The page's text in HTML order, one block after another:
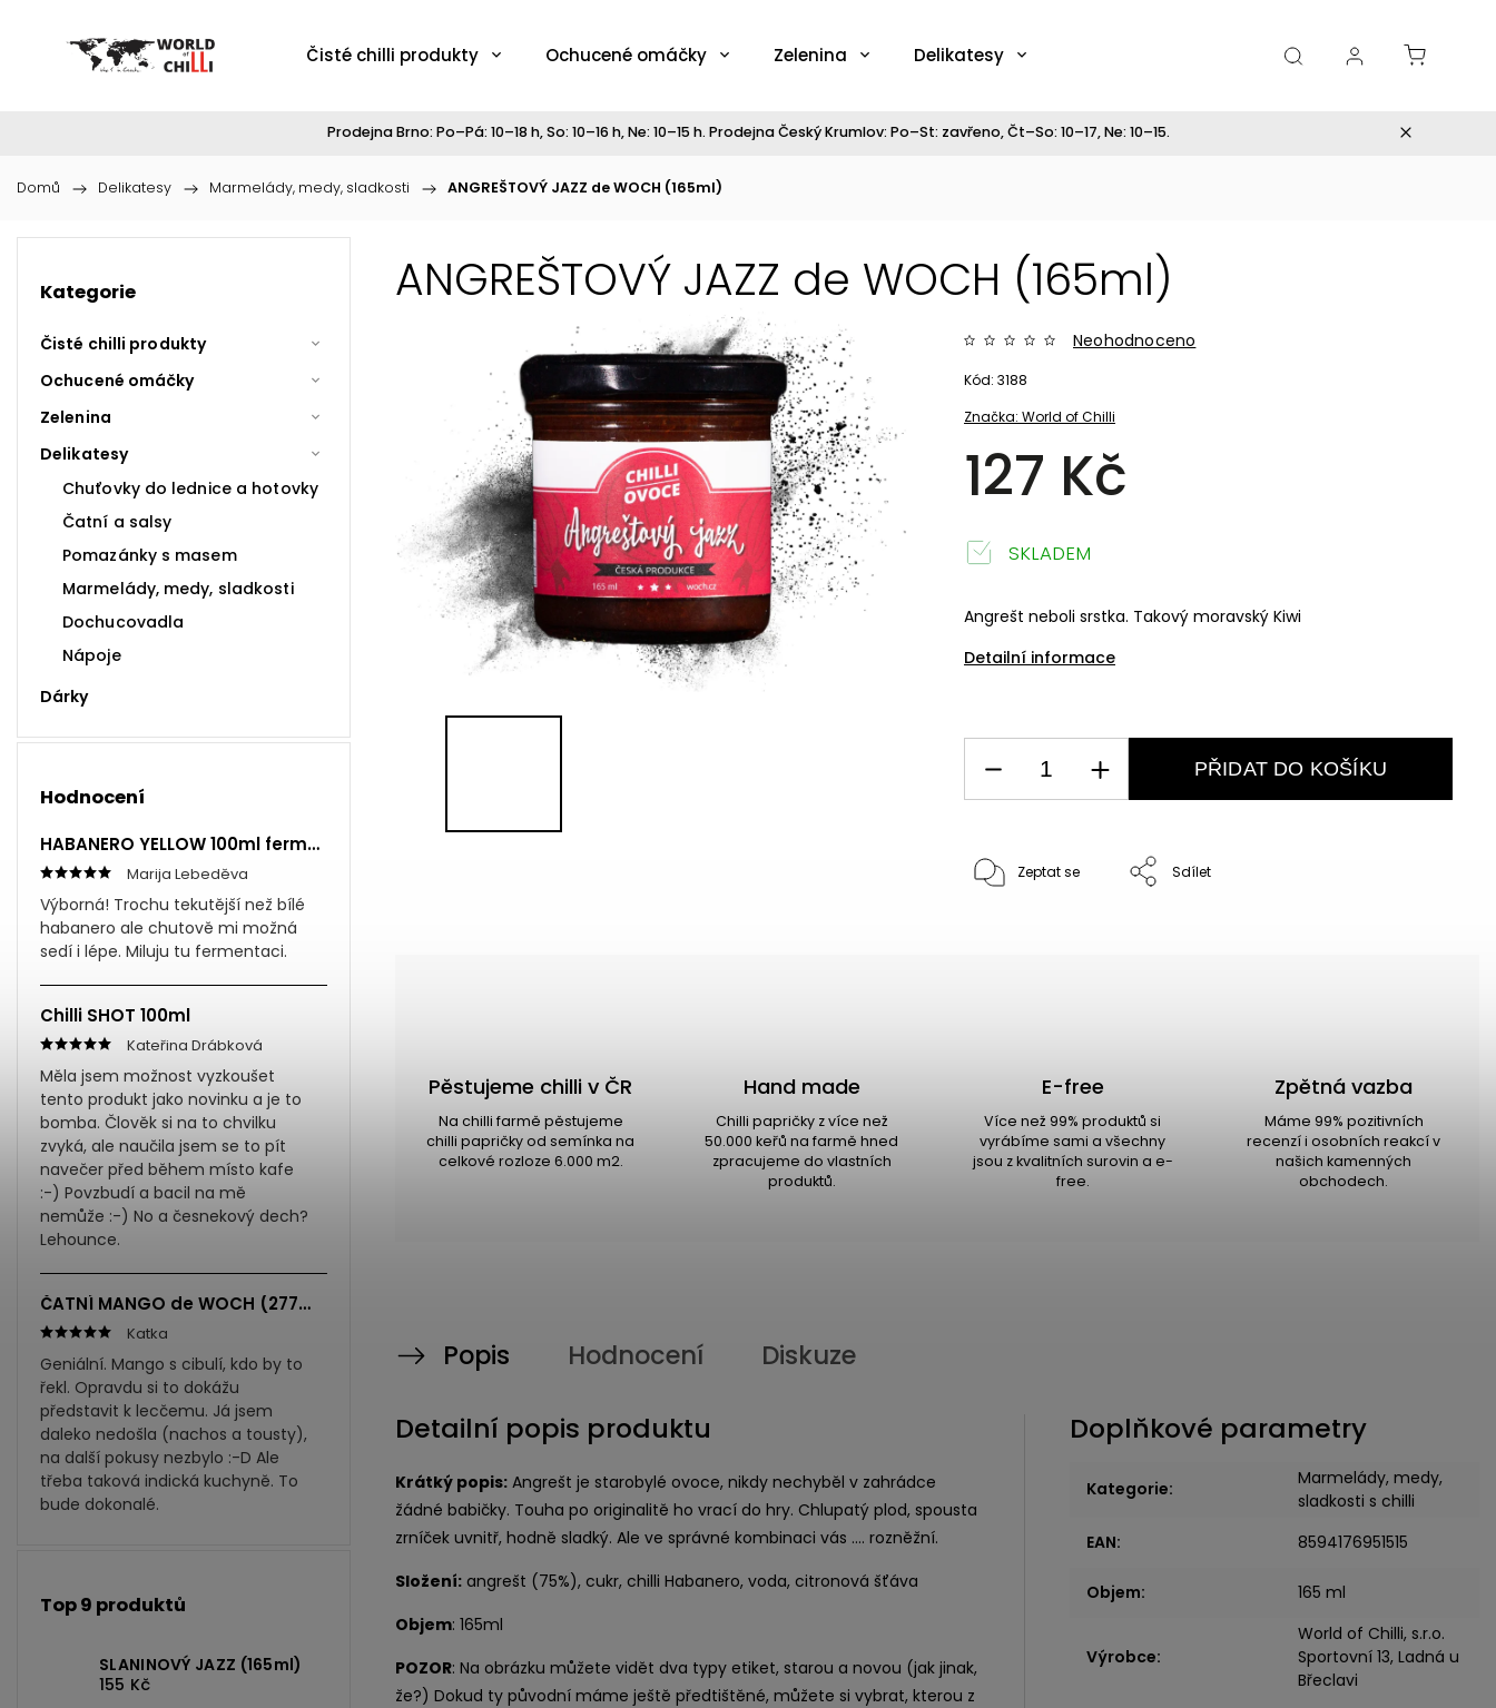
Čisté chilli produkty Ochucené omáčky Zelenina Delikatesy
Prodejna Brno: Po–Pá: 10–18 h, So: 10–16 h, Ne: 10–15 h. Prodejna Český Krumlov: Po–St: zavřeno, Čt–So: 10–17, Ne: 10–15.
Domů / Delikatesy / Marmelády, medy, sladkosti / ANGREŠTOVÝ JAZZ de WOCH (165ml)
Kategorie
Čisté chilli produkty
Ochucené omáčky
Zelenina
Delikatesy
Chuťovky do lednice a hotovky
Čatní a salsy
Pomazánky s masem
Marmelády, medy, sladkosti
Dochucovadla
Nápoje
Dárky
Hodnocení
HABANERO YELLOW 100ml fermentovaná omáčka
Marija Lebeděva
Výborná! Trochu tekutější než bílé
habanero ale chutově mi možná
sedí i lépe. Miluju tu fermentaci.
Chilli SHOT 100ml
Kateřina Drábková
Měla jsem možnost vyzkoušet
tento produkt jako novinku a je to
bomba. Člověk si na to chvilku
zvyká, ale naučila jsem se to pít
navečer před během místo kafe
:-) Povzbudí a bacil na mě
nemůže :-) No a česnekový dech?
Lehounce.
ČATNÍ MANGO de WOCH (277ml)
Katka
Geniální. Mango s cibulí, kdo by to
řekl. Opravdu si to dokážu
představit k lecčemu. Já jsem
daleko nedošla (nachos a tousty),
na další pokusy nezbylo :-D Ale
třeba taková indická kuchyně. To
bude dokonalé.
Top 9 produktů
SLANINOVÝ JAZZ (165ml)
155 Kč
ANGREŠTOVÝ JAZZ de WOCH (165ml)
Značka: World of Chilli
Neohodnoceno
127 Kč
Kód: 3188
Angrešt neboli srstka. Takový moravský Kiwi
Detailní informace
SKLADEM
PŘIDAT DO KOŠÍKU
Zeptat se Sdílet
Pěstujeme chilli v ČR
Na chilli farmě pěstujeme
chilli papričky od semínka na
celkové rozloze 6.000 m2.
Hand made
Chilli papričky z více než
50.000 keřů na farmě hned
zpracujeme do vlastních
produktů.
E-free
Více než 99% produktů si
vyrábíme sami a všechny
jsou z kvalitních surovin a e-
free.
Zpětná vazba
Máme 99% pozitivních
recenzí i osobních reakcí v
našich kamenných
obchodech.
Popis Hodnocení Diskuze
Detailní popis produktu
Krátký popis: Angrešt je starobylé ovoce, nikdy nechyběl v zahrádce
žádné babičky. Touha po originalitě ho vrací do hry. Chlupatý plod, spousta
zrníček uvnitř, hodně sladký. Ale ve správné kombinaci vás .... rozněžní.
Složení: angrešt (75%), cukr, chilli Habanero, voda, citronová šťáva
Objem: 165ml
POZOR: Na obrázku můžete vidět dva typy etiket, starou a novou (jak jinak,
že?) Dokud ty původní máme ještě předtištěné, můžete si vybrat, kterou z
Doplňkové parametry
Kategorie:
Marmelády, medy,
sladkosti s chilli
EAN: 8594176951515
Objem: 165 ml
Výrobce:
World of Chilli, s.r.o.
Sportovní 13, Ladná u
Břeclavi